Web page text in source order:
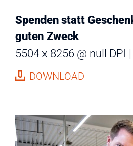
Spenden statt
guten Zweck
5504 x 8256 @ null DPI
DOWNLOAD